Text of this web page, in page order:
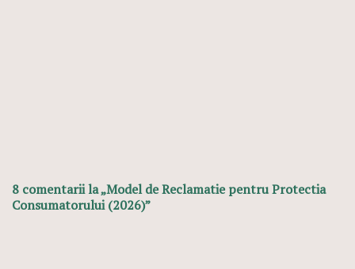
8 comentarii la „Model de Reclamatie pentru Protectia
Consumatorului (2026)”